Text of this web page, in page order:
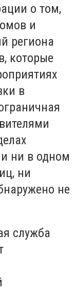
о том,
и
региона
которые
в
ни в одном
ни
не
служба